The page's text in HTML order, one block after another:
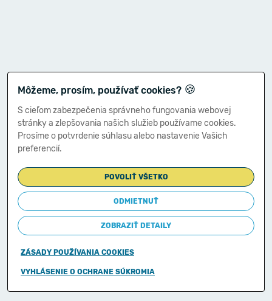
Môžeme, prosím, používať cookies? 🍪
S cieľom zabezpečenia správneho fungovania webovej
stránky a zlepšovania našich služieb používame cookies.
Prosíme o potvrdenie súhlasu alebo nastavenie Vašich
preferencií.
POVOLIŤ VŠETKO
ODMIETNUŤ
ZOBRAZIŤ DETAILY
ZÁSADY POUŽÍVANIA COOKIES
VYHLÁSENIE O OCHRANE SÚKROMIA
Copyright © 2011-2026